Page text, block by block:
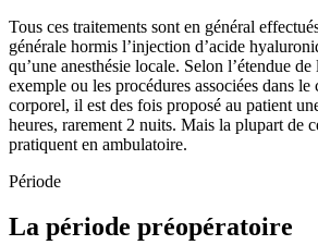
Tous ces traitements sont en général
générale hormis l’injection d’acide
qu’une anesthésie locale. Selon l’étendue
exemple ou les procédures associées dans
corporel, il est des fois proposé au patient
heures, rarement 2 nuits. Mais la plupart de
pratiquent en ambulatoire.
Période
La période préopératoire